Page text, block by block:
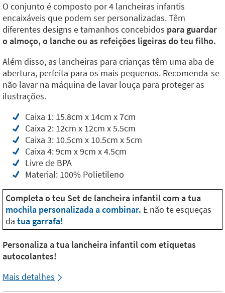
O conjunto é composto por 4 lancheiras infantis
encaixáveis que podem ser personalizadas. Têm
diferentes designs e tamanhos concebidos para guardar
o almoço, o lanche ou as refeições ligeiras do teu filho.
Além disso, as lancheiras para crianças têm uma aba de
abertura, perfeita para os mais pequenos. Recomenda-se
não lavar na máquina de lavar louça para proteger as
ilustrações.
Caixa 1: 15.8cm x 14cm x 7cm
Caixa 2: 12cm x 12cm x 5.5cm
Caixa 3: 10.5cm x 10.5cm x 5cm
Caixa 4: 9cm x 9cm x 4.5cm
Livre de BPA
Material: 100% Polietileno
Completa o teu Set de lancheira infantil com a tua
mochila personalizada a combinar. E não te esqueças
da tua garrafa!
Personaliza a tua lancheira infantil com etiquetas
autocolantes!
Mais detalhes